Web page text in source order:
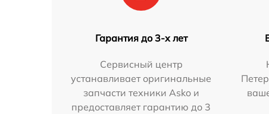
Гарантия до 3-х лет
Сервисный центр
устанавливает оригинальные
запчасти техники Asko и
предоставляет гарантию до 3